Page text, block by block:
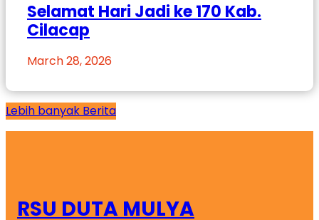
Selamat Hari Jadi ke 170 Kab.
Cilacap
March 28, 2026
Lebih banyak Berita
RSU DUTA MULYA